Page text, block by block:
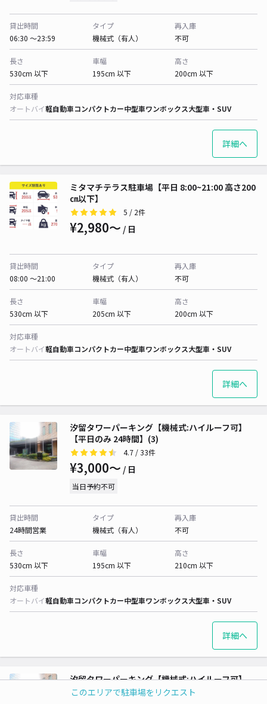
このエリアで駐車場をリクエスト
貸出時間
06:30 〜23:59
タイプ
機械式（有人）
再入庫
不可
長さ
530cm 以下
車幅
195cm 以下
高さ
200cm 以下
対応車種
オートバイ軽自動車コンパクトカー中型車ワンボックス大型車・SUV
詳細へ
ミタマチテラス駐車場【平日 8:00~21:00 高さ200
㎝以下】
5 / 2件
¥2,980〜 / 日
貸出時間
08:00 〜21:00
タイプ
機械式（有人）
再入庫
不可
長さ
530cm 以下
車幅
205cm 以下
高さ
200cm 以下
対応車種
オートバイ軽自動車コンパクトカー中型車ワンボックス大型車・SUV
詳細へ
汐留タワーパーキング【機械式:ハイルーフ可】
【平日のみ 24時間】(3)
4.7 / 33件
¥3,000〜 / 日
当日予約不可
貸出時間
24時間営業
タイプ
機械式（有人）
再入庫
不可
長さ
530cm 以下
車幅
195cm 以下
高さ
210cm 以下
対応車種
オートバイ軽自動車コンパクトカー中型車ワンボックス大型車・SUV
詳細へ
汐留タワーパーキング【機械式:ハイルーフ可】
【土日祝のみ 24時間】(4)